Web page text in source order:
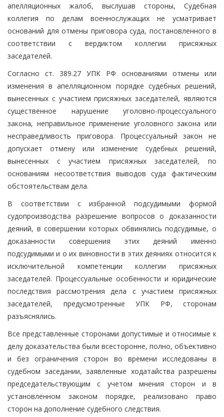
апелляционных жалоб, выслушав стороны, Судебная
коллегия по делам военнослужащих не усматривает
оснований для отмены приговора суда, постановленного в
соответствии с вердиктом коллегии присяжных
заседателей.
Согласно ст. 389.27 УПК РФ основаниями отмены или
изменения в апелляционном порядке судебных решений,
вынесенных с участием присяжных заседателей, являются
существенное нарушение уголовно-процессуального
закона, неправильное применение уголовного закона или
несправедливость приговора. Процессуальный закон не
допускает отмену или изменение судебных решений,
вынесенных с участием присяжных заседателей, по
основаниям несоответствия выводов суда фактическим
обстоятельствам дела.
В соответствии с избранной подсудимыми формой
судопроизводства разрешение вопросов о доказанности
деяний, в совершении которых обвинялись подсудимые, о
доказанности совершения этих деяний именно
подсудимыми и о их виновности в этих деяниях относится к
исключительной компетенции коллегии присяжных
заседателей. Процессуальные особенности и юридические
последствия рассмотрения дела с участием присяжных
заседателей, предусмотренные УПК РФ, сторонам
разъяснялись.
Все представленные сторонами допустимые и относимые к
делу доказательства были всесторонне, полно, объективно
и без ограничения сторон во времени исследованы в
судебном заседании, заявленные ходатайства разрешены
председательствующим с учетом мнения сторон и в
установленном законом порядке, реализовано право
сторон на дополнение судебного следствия.